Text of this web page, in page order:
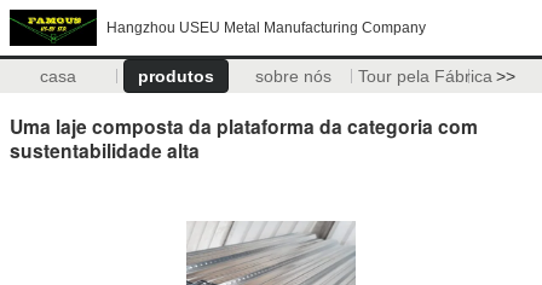
Hangzhou USEU Metal Manufacturing Company
casa produtos sobre nós Tour pela Fábrica >>
Uma laje composta da plataforma da categoria com
sustentabilidade alta